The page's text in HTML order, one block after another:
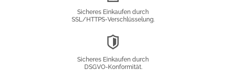
Sicheres Einkaufen durch
SSL/HTTPS-Verschlüsselung.
Sicheres Einkaufen durch
DSGVO-Konformität.